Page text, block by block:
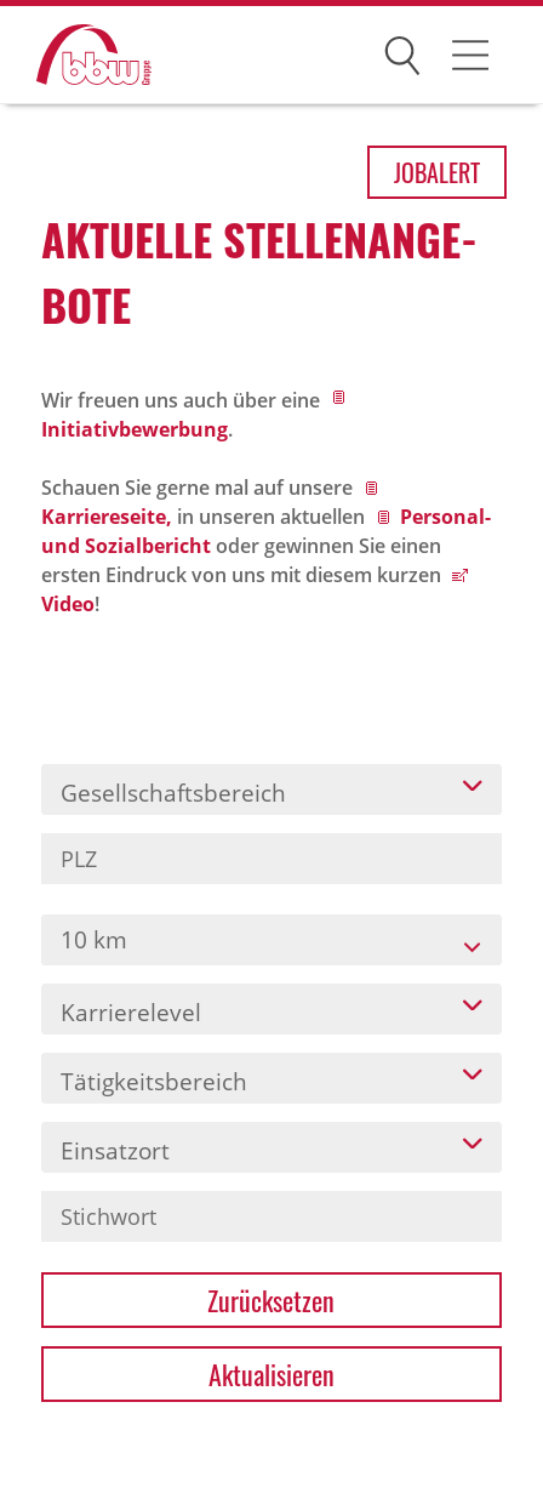
Suchen
Über uns
Historie
bbw als Arbeitgeber
Jobportal
Presse und Medien
Karriere
Presse
News Archiv
JOBALERT
AKTU­ELLE STEL­LEN­AN­GE­
BOTE
Wir freuen uns auch über eine
Initiativbewerbung.
Schauen Sie gerne mal auf unsere
Karriereseite, in unseren aktuellen
Personal-
und Sozialberichtoder gewinnen Sie einen
ersten Eindruck von uns mit diesem kurzen
Video!
Gesellschaftsbereich
10 km
Karrierelevel
Tätigkeitsbereich
Einsatzort
Zurücksetzen
Aktualisieren